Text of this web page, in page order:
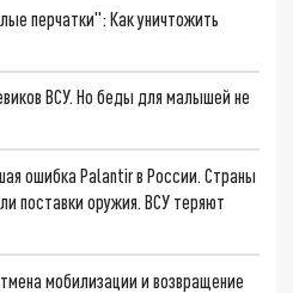
перчатки": Как уничтожить
ВСУ. Но беды для малышей не
ошибка Palantir в России. Страны
поставки оружия. ВСУ теряют
мобилизации и возвращение